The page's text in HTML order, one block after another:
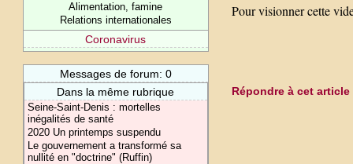
Alimentation, famine
Relations internationales
Coronavirus
Messages de forum: 0
Dans la même rubrique
Seine-Saint-Denis : mortelles
inégalités de santé
2020 Un printemps suspendu
Le gouvernement a transformé sa
nullité en "doctrine" (Ruffin)
Pour visionner cette
Répondre à cet article